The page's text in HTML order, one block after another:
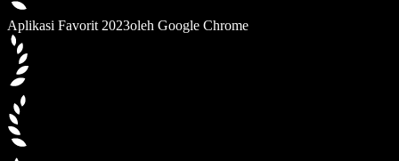
Aplikasi Favorit 2023oleh Google Chrome